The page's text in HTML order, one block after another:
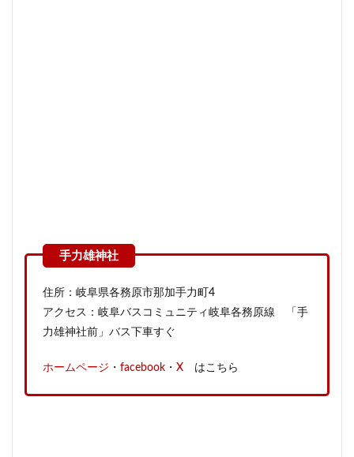
住所：岐阜県各務原市那加手力町4
アクセス：岐阜バスコミュニティ岐阜各務原線 「手
力雄神社前」バス下車すぐ
ホームページ ・ facebook ・ X はこちら